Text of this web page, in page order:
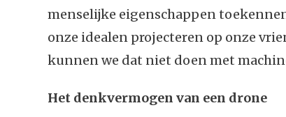
menselijke eigenschappen
onze idealen projecteren op onze
kunnen we dat niet doen met
Het denkvermogen van een drone